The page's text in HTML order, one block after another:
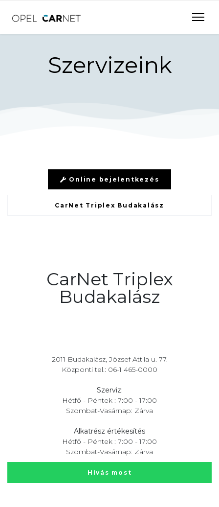
Szervizeink
Online bejelentkezés
CarNet Triplex Budakalász
CarNet Triplex
Budakalász
2011 Budakalász, József Attila u. 77.
Központi tel.: 06-1 465-0000
Szerviz:
Hétfő - Péntek : 7:00 - 17:00
Szombat-Vasárnap: Zárva
Alkatrész értékesítés
Hétfő - Péntek : 7:00 - 17:00
Szombat-Vasárnap: Zárva
Hívás most